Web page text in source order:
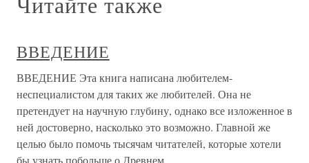
ВВЕДЕНИЕ
ВВЕДЕНИЕ Эта книга написана любителем-
неспециалистом для таких же любителей. Она не
претендует на научную глубину, однако все изложенное в
ней достоверно, насколько это возможно. Главной же
целью было помочь тысячам читателей, которые хотели